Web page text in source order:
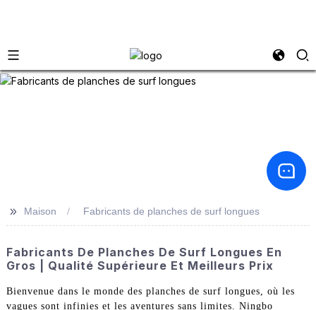
>> Maison Fabricants de planches de surf longues
Fabricants De Planches De Surf Longues En
Gros | Qualité Supérieure Et Meilleurs Prix
Bienvenue dans le monde des planches de surf longues, où les
vagues sont infinies et les aventures sans limites. Ningbo